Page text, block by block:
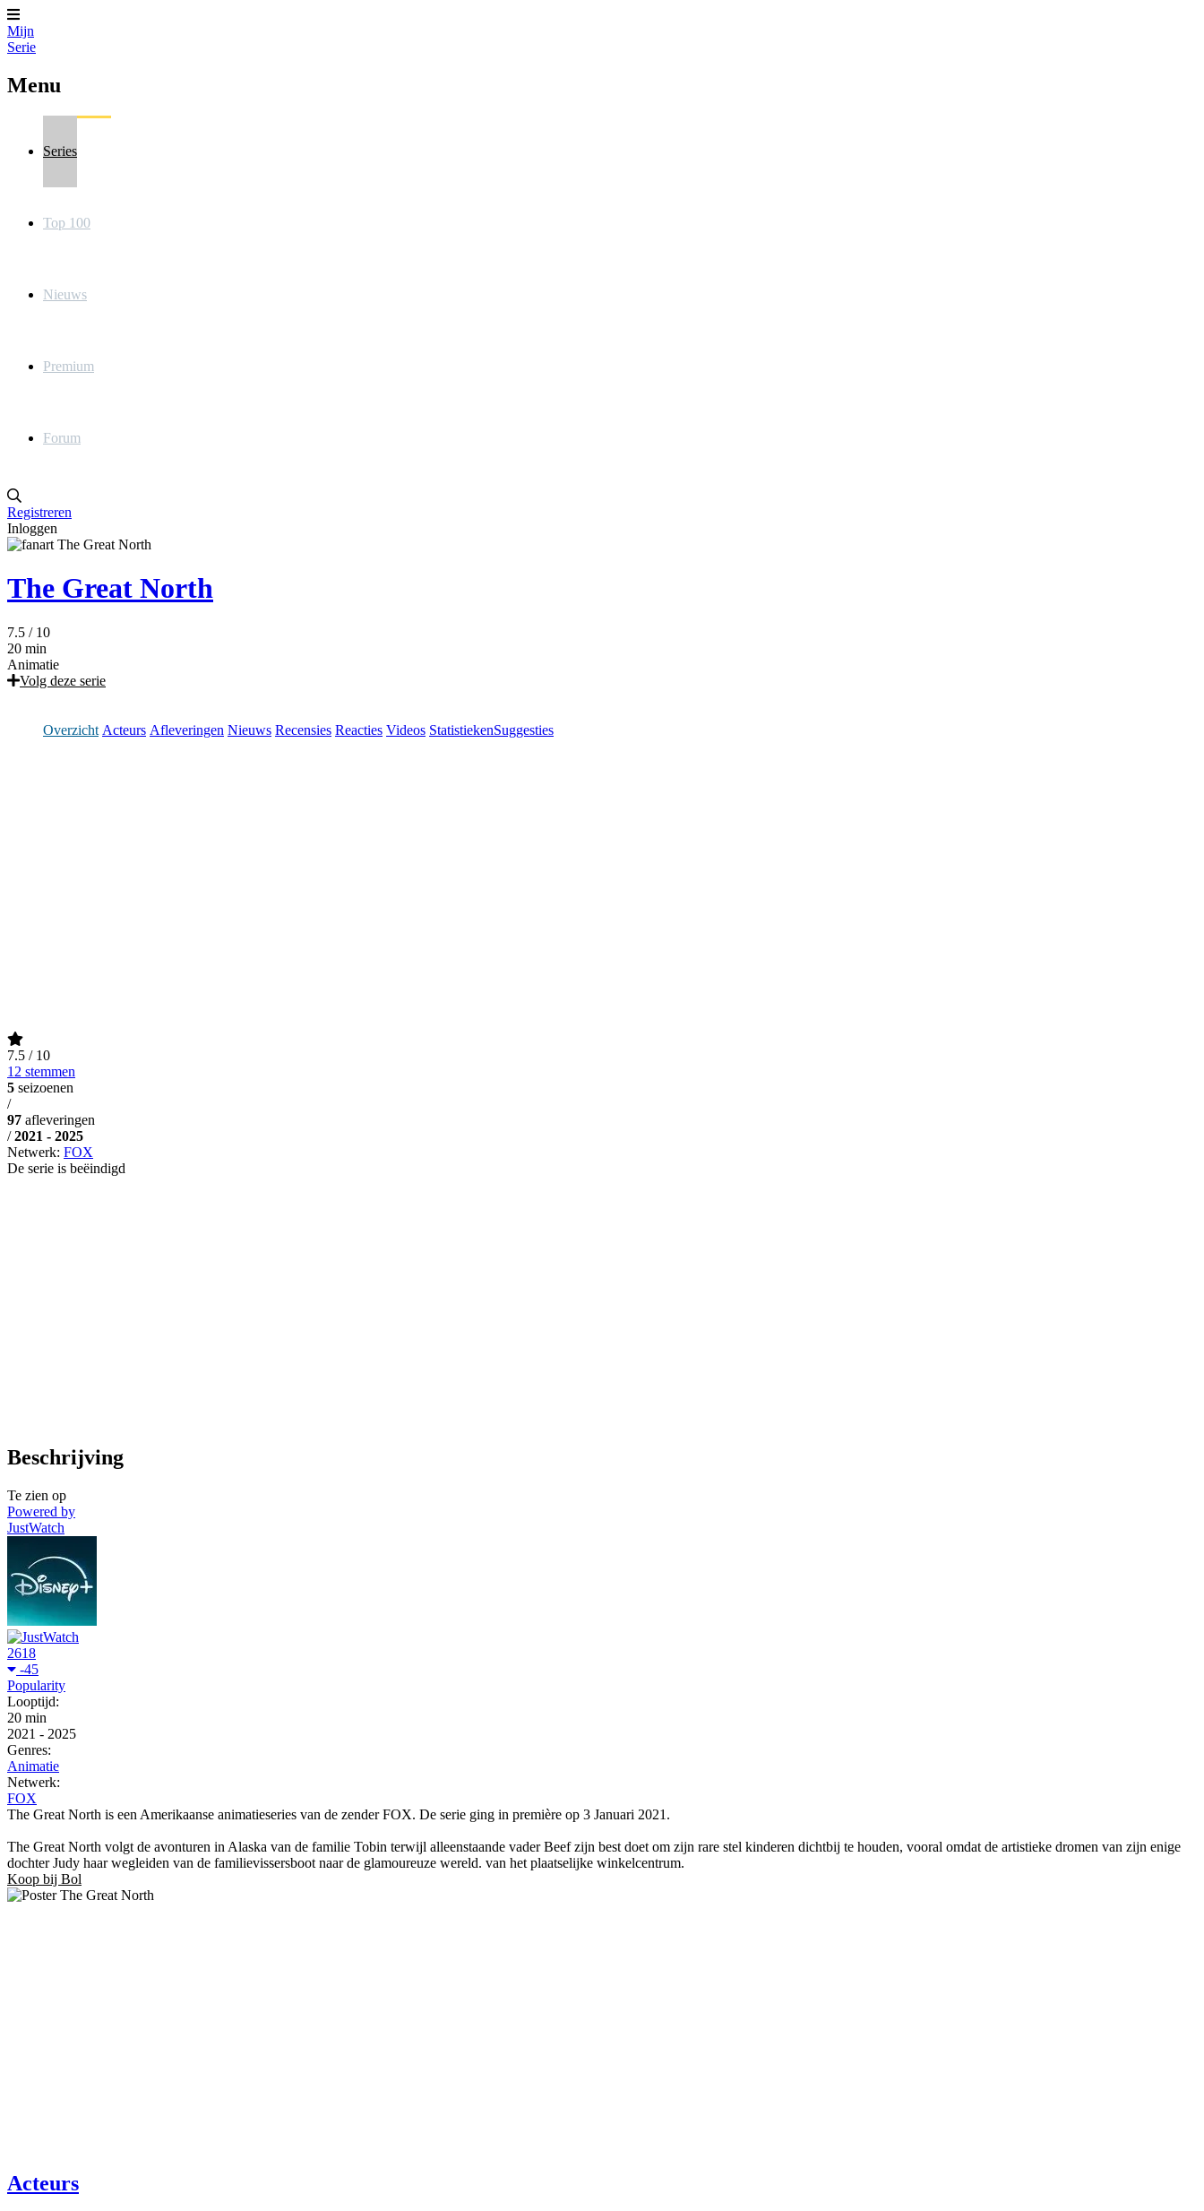
Mijn
Serie
Menu
Series
Top 100
Nieuws
Premium
Forum
Registreren
Inloggen
The Great North
7.5 / 10
20 min
Animatie
Volg deze serie
Overzicht Acteurs Afleveringen Nieuws Recensies Reacties Videos StatistiekenSuggesties
7.5 / 10
12 stemmen
5 seizoenen
/
97 afleveringen
/ 2021 - 2025
Netwerk: FOX
De serie is beëindigd
Beschrijving
Te zien op
Powered by
JustWatch
2618
-45
Popularity
Looptijd:
20 min
2021 - 2025
Genres:
Animatie
Netwerk:
FOX
The Great North is een Amerikaanse animatieseries van de zender FOX. De serie ging in première op 3 Januari 2021.
The Great North volgt de avonturen in Alaska van de familie Tobin terwijl alleenstaande vader Beef zijn best doet om zijn rare stel kinderen dichtbij te houden, vooral omdat de artistieke dromen van zijn enige
dochter Judy haar wegleiden van de familievissersboot naar de glamoureuze wereld. van het plaatselijke winkelcentrum.
Koop bij Bol
Acteurs